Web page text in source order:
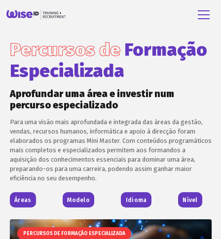
Percursos de Formação
Especializada
Aprofundar uma área e investir num
percurso especializado
Para uma visão mais aprofundada e integrada das áreas da gestão,
vendas, recursos humanos, informática e apoio à direcção foram
elaborados os programas Mini Master. Com conteúdos programáticos
mais completos e especializados permitem aos formandos a
aquisição dos conhecimentos essenciais para dominar uma área,
preparando-os para uma carreira, podendo assim ganhar maior
eficiência no seu desempenho.
Áreas Modelo Idioma Nível
PERCURSOS DE FORMAÇÃO ESPECIALIZADA